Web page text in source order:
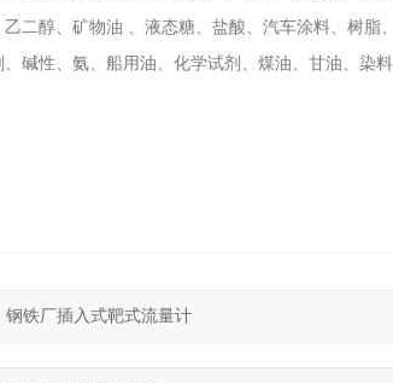
二醇、矿物油 、液态糖、盐酸、汽车涂料、树
碱性、氨、船用油、化学试剂、煤油、甘油、染